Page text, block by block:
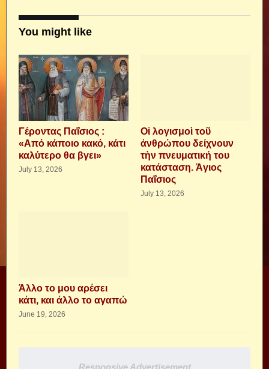
You might like
Γέροντας Παΐσιος :
«Από κάποιο κακό, κάτι
καλύτερο θα βγει»
July 13, 2026
Οἱ λογισμοὶ τοῦ
ἀνθρώπου δείχνουν
τὴν πνευματική του
κατάσταση. Ἁγιος
Παΐσιος
July 13, 2026
Άλλο το μου αρέσει
κάτι, και άλλο το αγαπώ
June 19, 2026
Responsive Advertisement